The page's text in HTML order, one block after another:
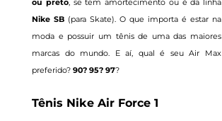
ou preto, se tem amortecimento ou é da linha
Nike SB (para Skate). O que importa é estar na
moda e possuir um tênis de uma das maiores
marcas do mundo. E aí, qual é seu Air Max
preferido? 90? 95? 97?
Tênis Nike Air Force 1